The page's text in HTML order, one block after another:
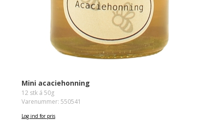
Mini acaciehonning
12 stk á 50g
Varenummer: 550541
Log ind for pris